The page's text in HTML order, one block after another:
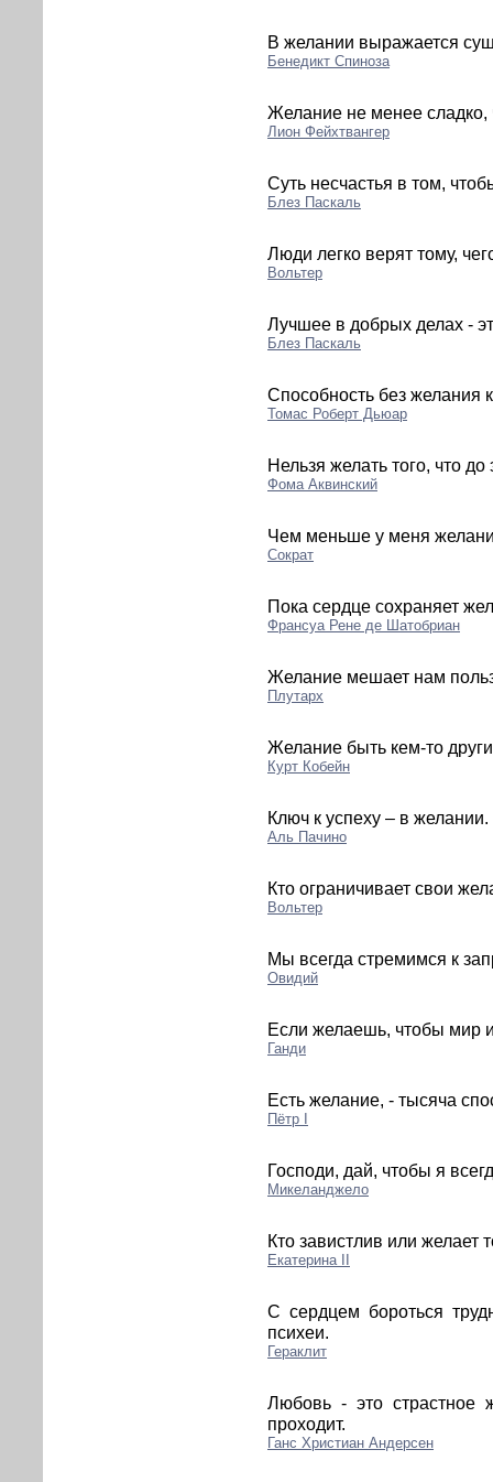
В желании выражается
Бенедикт Спиноза
Желание не менее
Лион Фейхтвангер
Суть несчастья в том,
Блез Паскаль
Люди легко верят тому,
Вольтер
Лучшее в добрых делах -
Блез Паскаль
Способность без желания
Томас Роберт Дьюар
Нельзя желать того, что
Фома Аквинский
Чем меньше у меня
Сократ
Пока сердце сохраняет
Франсуа Рене де Шатобриан
Желание мешает нам
Плутарх
Желание быть кем-то
Курт Кобейн
Ключ к успеху – в
Аль Пачино
Кто ограничивает свои
Вольтер
Мы всегда стремимся к
Овидий
Если желаешь, чтобы мир
Ганди
Есть желание, - тысяча
Пётр I
Господи, дай, чтобы я
Микеланджело
Кто завистлив или желает
Екатерина II
С сердцем бороться
психеи.
Гераклит
Любовь - это страстное
проходит.
Ганс Христиан Андерсен